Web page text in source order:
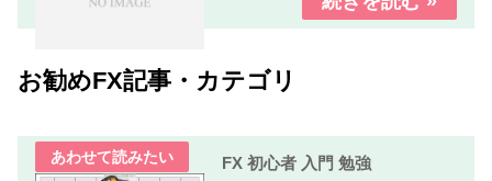
お勧めFX記事・カテゴリ
FX 初心者 入門 勉強